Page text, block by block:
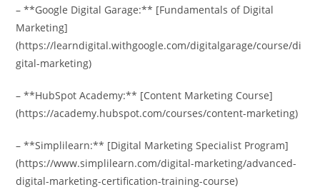
– **Google Digital Garage:** [Fundamentals of Digital
Marketing]
(https://learndigital.withgoogle.com/digitalgarage/course/di
gital-marketing)
– **HubSpot Academy:** [Content Marketing Course]
(https://academy.hubspot.com/courses/content-marketing)
– **Simplilearn:** [Digital Marketing Specialist Program]
(https://www.simplilearn.com/digital-marketing/advanced-
digital-marketing-certification-training-course)